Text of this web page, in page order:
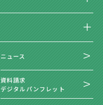
ニュース
資料請求
デジタルパンフレット